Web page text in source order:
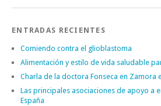
ENTRADAS RECIENTES
Comiendo contra el glioblastoma
Alimentación y estilo de vida saludable
Charla de la doctora Fonseca en Zamora
Las principales asociaciones de apoyo a
España